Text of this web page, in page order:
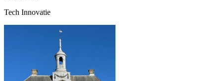
Tech Innovatie